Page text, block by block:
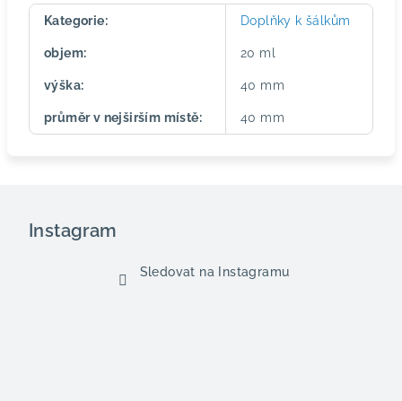
Kategorie: Doplňky k šálkům
objem: 20 ml
výška: 40 mm
průměr v nejširším místě: 40 mm
Instagram
Sledovat na Instagramu